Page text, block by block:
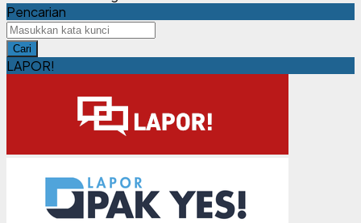
Pencarian
Cari
LAPOR!